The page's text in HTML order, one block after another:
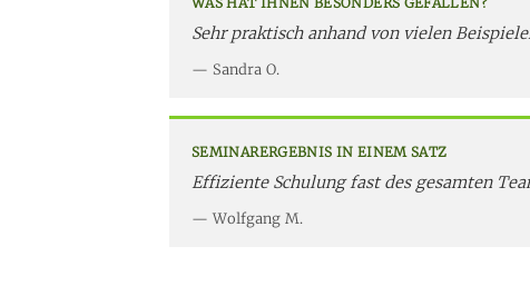
Sehr praktisch anhand von vielen
Sandra O.
SEMINARERGEBNIS IN EINEM SATZ
Effiziente Schulung fast des gesamten
Wolfgang M.